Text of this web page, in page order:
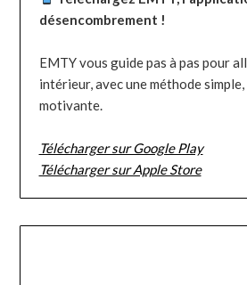
désencombrement !
EMTY vous guide pas à pas pour
intérieur, avec une méthode
motivante.
Télécharger sur Google Play
Télécharger sur Apple Store